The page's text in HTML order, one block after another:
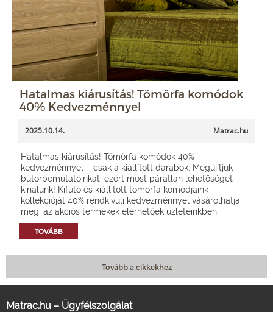
Hatalmas kiárusítás! Tömörfa komódok
40% Kedvezménnyel
2025.10.14. Matrac.hu
Hatalmas kiárusítás! Tömörfa komódok 40%
kedvezménnyel – csak a kiállított darabok. Megújítjuk
bútorbemutatóinkat, ezért most páratlan lehetőséget
kínálunk! Kifutó és kiállított tömörfa komódjaink
kollekcióját 40% rendkívüli kedvezménnyel vásárolhatja
meg, az akciós termékek elérhetőek üzleteinkben.
TOVÁBB
Tovább a cikkekhez
Matrac.hu – Ügyfélszolgálat